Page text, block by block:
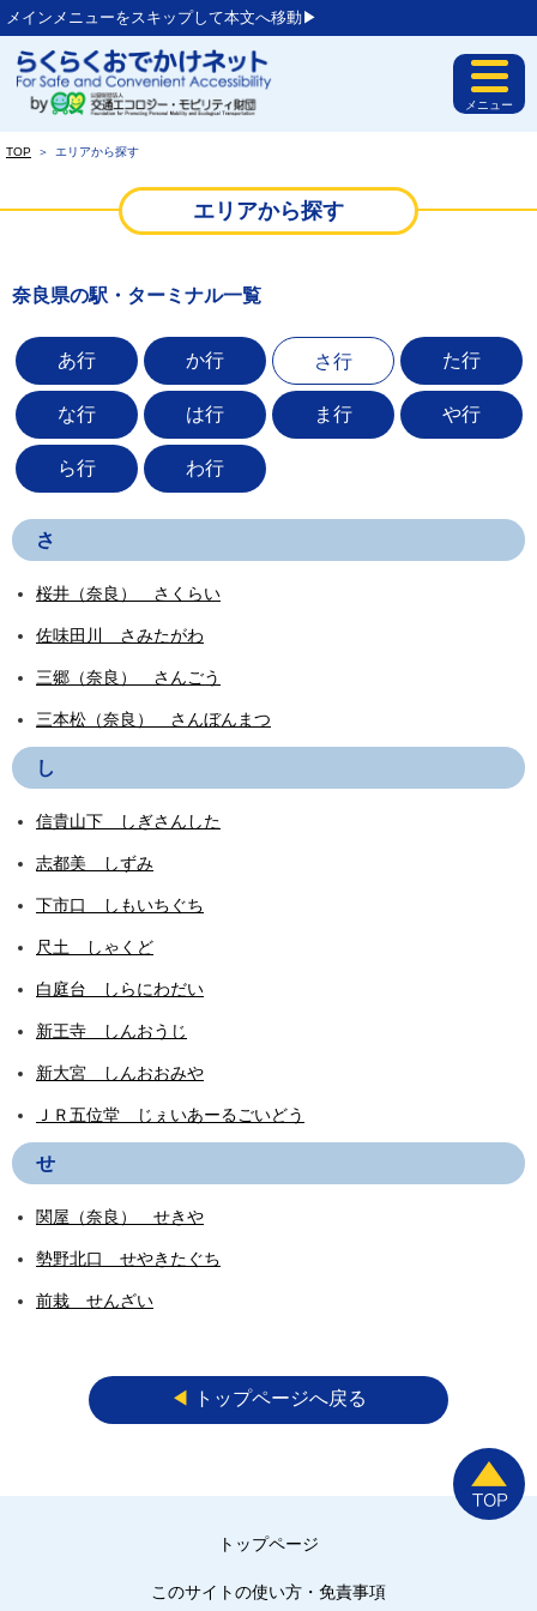
メインメニューをスキップして本文へ移動▶︎
メニュー
TOP ＞ エリアから探す
エリアから探す
奈良県の駅・ターミナル一覧
あ行 か行 さ行 た行
な行 は行 ま行 や行
ら行 わ行
さ
桜井（奈良） さくらい
佐味田川 さみたがわ
三郷（奈良） さんごう
三本松（奈良） さんぼんまつ
し
信貴山下 しぎさんした
志都美 しずみ
下市口 しもいちぐち
尺土 しゃくど
白庭台 しらにわだい
新王寺 しんおうじ
新大宮 しんおおみや
ＪＲ五位堂 じぇいあーるごいどう
せ
関屋（奈良） せきや
勢野北口 せやきたぐち
前栽 せんざい
◀︎ トップページへ戻る
トップページ
このサイトの使い方・免責事項